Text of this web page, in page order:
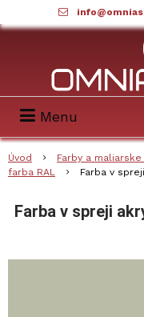
Menu
Úvod Farby a
farba RAL
Farba v
Farba v spreji